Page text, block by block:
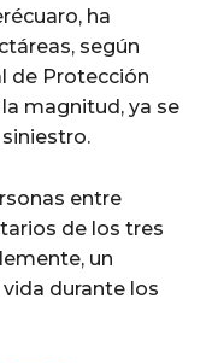
ha
según
de Protección
magnitud, ya se
entre
de los tres
un
durante los